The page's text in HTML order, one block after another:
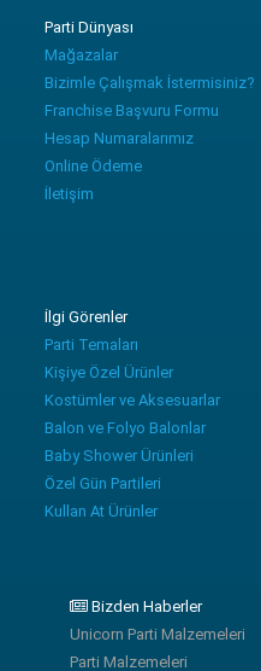
Parti Dünyası
Mağazalar
Bizimle Çalışmak İstermisiniz?
Franchise Başvuru Formu
Hesap Numaralarımız
Online Ödeme
İletişim
İlgi Görenler
Parti Temaları
Kişiye Özel Ürünler
Kostümler ve Aksesuarlar
Balon ve Folyo Balonlar
Baby Shower Ürünleri
Özel Gün Partileri
Kullan At Ürünler
Bizden Haberler
Unicorn Parti Malzemeleri
Parti Malzemeleri